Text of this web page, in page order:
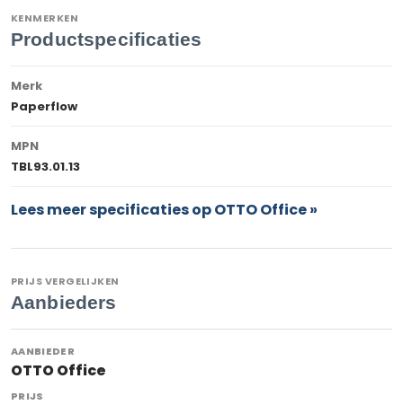
KENMERKEN
Productspecificaties
Merk
Paperflow
MPN
TBL93.01.13
Lees meer specificaties op OTTO Office »
PRIJS VERGELIJKEN
Aanbieders
OTTO Office